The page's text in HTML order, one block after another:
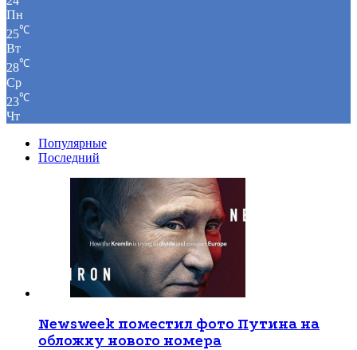
Пн
25℃
Вт
28℃
Ср
23℃
Чт
Популярные
Последний
Newsweek поместил фото Путина на
обложку нового номера